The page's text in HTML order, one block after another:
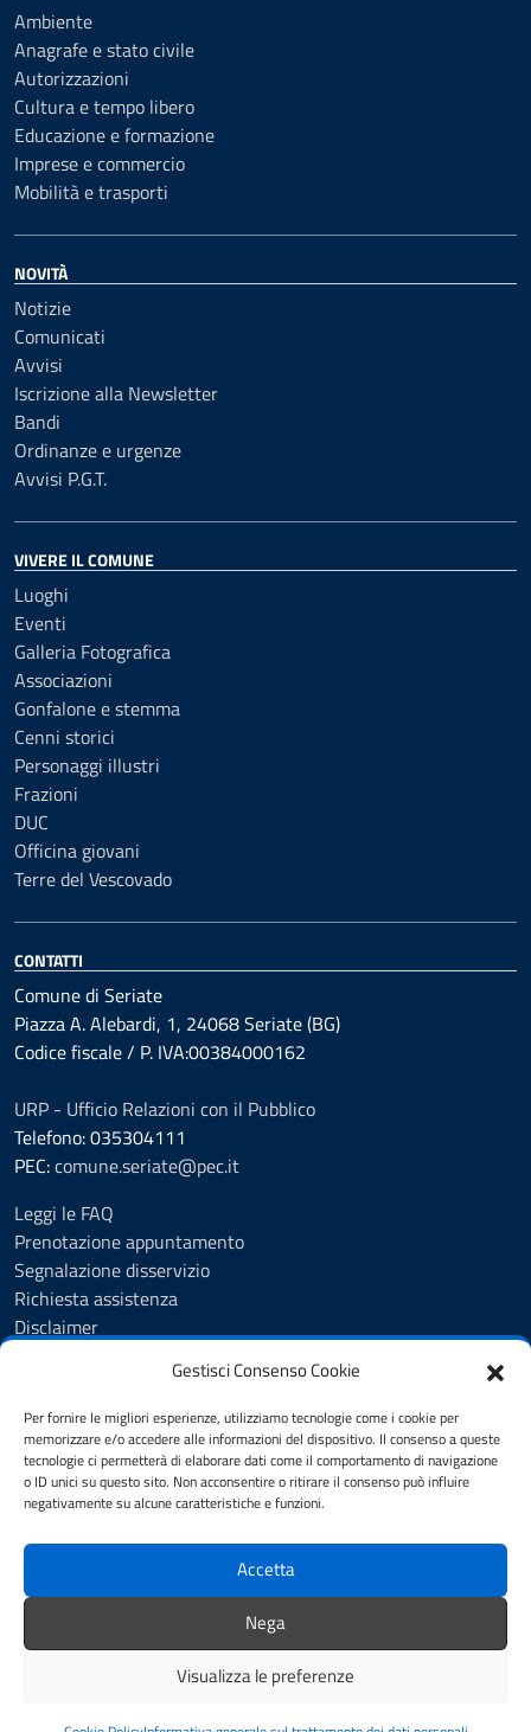
Gestisci Consenso Cookie
Per fornire le migliori esperienze, utilizziamo tecnologie come i cookie per
memorizzare e/o accedere alle informazioni del dispositivo. Il consenso a queste
tecnologie ci permetterà di elaborare dati come il comportamento di navigazione
o ID unici su questo sito. Non acconsentire o ritirare il consenso può influire
negativamente su alcune caratteristiche e funzioni.
Accetta
Nega
Visualizza le preferenze
Ambiente
Anagrafe e stato civile
Autorizzazioni
Cultura e tempo libero
Educazione e formazione
Imprese e commercio
Mobilità e trasporti
NOVITÀ
Notizie
Comunicati
Avvisi
Iscrizione alla Newsletter
Bandi
Ordinanze e urgenze
Avvisi P.G.T.
VIVERE IL COMUNE
Luoghi
Eventi
Galleria Fotografica
Associazioni
Gonfalone e stemma
Cenni storici
Personaggi illustri
Frazioni
DUC
Officina giovani
Terre del Vescovado
CONTATTI
Comune di Seriate
Piazza A. Alebardi, 1, 24068 Seriate (BG)
Codice fiscale / P. IVA:00384000162
URP - Ufficio Relazioni con il Pubblico
Telefono: 035304111
PEC:comune.seriate@pec.it
Leggi le FAQ
Prenotazione appuntamento
Segnalazione disservizio
Richiesta assistenza
Disclaimer
Cookie Policy
Informativa privacy
Dichiarazione di accessibilità
Note legali
SEGUICI SU
YouTube Facebook